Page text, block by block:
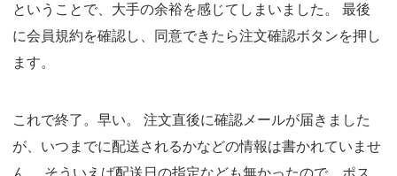
ということで、大手の余裕を感じてしまいました。 最後
に会員規約を確認し、同意できたら注文確認ボタンを押し
ます。
これで終了。早い。 注文直後に確認メールが届きました
が、いつまでに配送されるかなどの情報は書かれていませ
ん。 そういえば配送日の指定なども無かったので、ポス